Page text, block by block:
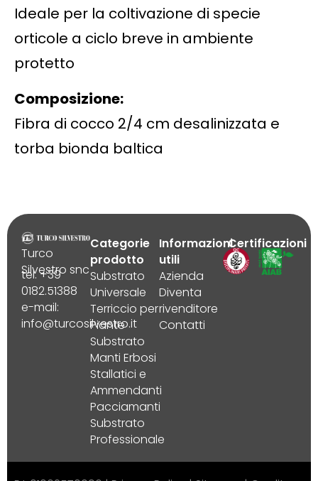
Ideale per la coltivazione di specie
orticole a ciclo breve in ambiente
protetto
Composizione:
Fibra di cocco 2/4 cm desalinizzata e
torba bionda baltica
Turco
Silvestro snc
tel. +39
0182.51388
e-mail:
info@turcosilvestro.it
Categorie
prodotto
Substrato
Universale
Terriccio per
Piante
Substrato
Manti Erbosi
Stallatici e
Ammendanti
Pacciamanti
Substrato
Professionale
Informazioni
utili
Azienda
Diventa
rivenditore
Contatti
Certificazioni